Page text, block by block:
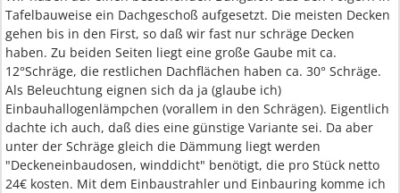
Tafelbauweise ein Dachgeschoß aufgesetzt. Die meisten Decken
gehen bis in den First, so daß wir fast nur schräge Decken
haben. Zu beiden Seiten liegt eine große Gaube mit ca.
12°Schräge, die restlichen Dachflächen haben ca. 30° Schräge.
Als Beleuchtung eignen sich da ja (glaube ich)
Einbauhallogenlämpchen (vorallem in den Schrägen). Eigentlich
dachte ich auch, daß dies eine günstige Variante sei. Da aber
unter der Schräge gleich die Dämmung liegt werden
"Deckeneinbaudosen, winddicht" benötigt, die pro Stück netto
24€ kosten. Mit dem Einbaustrahler und Einbauring komme ich